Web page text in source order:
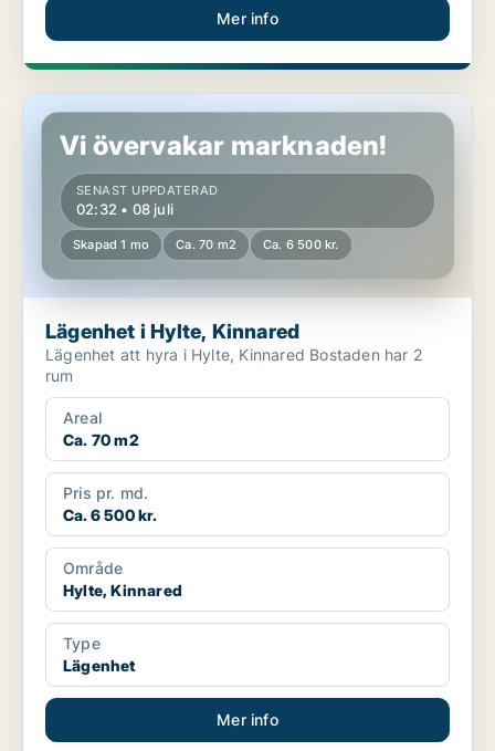
Mer info
Lägenhet i Hylte, Kinnared
Vi övervakar marknaden!
SENAST UPPDATERAD
02:32 • 08 juli
Skapad 1 mo Ca. 70 m2 Ca. 6 500 kr.
Lägenhet i Hylte, Kinnared
Lägenhet att hyra i Hylte, Kinnared Bostaden har 2
rum
Areal
Ca. 70 m2
Pris pr. md.
Ca. 6 500 kr.
Område
Hylte, Kinnared
Type
Lägenhet
Mer info